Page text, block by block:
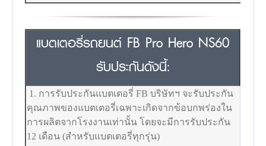
แบตเตอรี่รถยนต์ FB Pro Hero NS60
รับประกันดังนี้:
1. การรับประกันแบตเตอรี่ FB บริษัทฯ จะรับประกัน
คุณภาพของแบตเตอรี่เฉพาะเกิดจากข้อบกพร่องใน
การผลิตจากโรงงานเท่านั้น โดยจะมีการรับประกัน
12 เดือน (สำหรับแบตเตอรี่ทุกรุ่น)